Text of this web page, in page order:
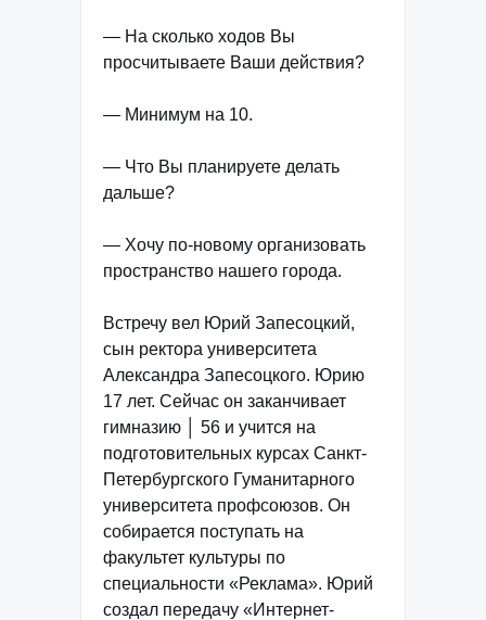
— На сколько ходов Вы
просчитываете Ваши действия?
— Минимум на 10.
— Что Вы планируете делать
дальше?
— Хочу по-новому организовать
пространство нашего города.
Встречу вел Юрий Запесоцкий,
сын ректора университета
Александра Запесоцкого. Юрию
17 лет. Сейчас он заканчивает
гимназию │ 56 и учится на
подготовительных курсах Санкт-
Петербургского Гуманитарного
университета профсоюзов. Он
собирается поступать на
факультет культуры по
специальности «Реклама». Юрий
создал передачу «Интернет-